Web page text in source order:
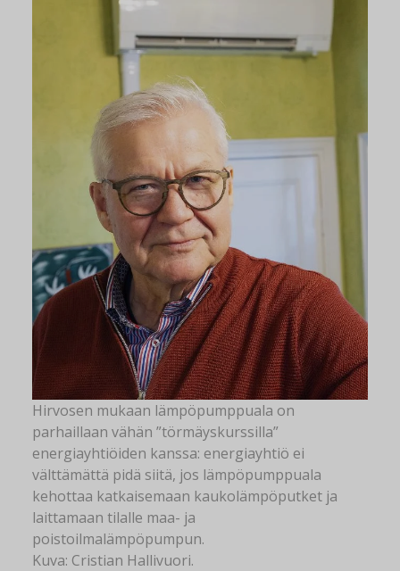
Hirvosen mukaan lämpöpumppuala on
parhaillaan vähän ”törmäyskurssilla”
energiayhtiöiden kanssa: energiayhtiö ei
välttämättä pidä siitä, jos lämpöpumppuala
kehottaa katkaisemaan kaukolämpöputket ja
laittamaan tilalle maa- ja
poistoilmalämpöpumpun.
Kuva: Cristian Hallivuori.